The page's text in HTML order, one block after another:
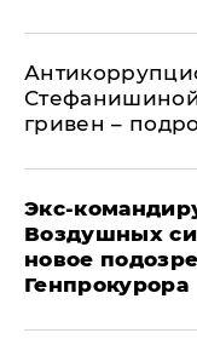
гривен –
Экс-
Воздушных
новое
Генпрокурора